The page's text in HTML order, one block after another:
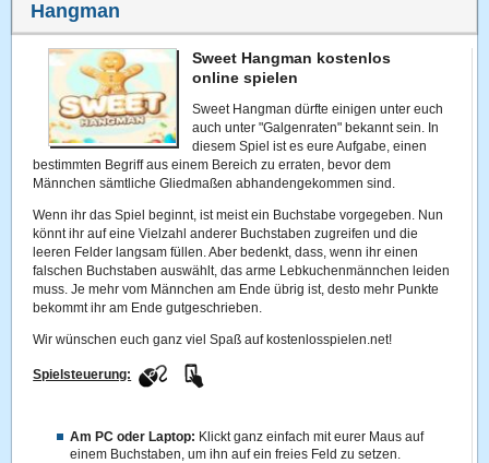
Hangman
Sweet Hangman kostenlos
online spielen
Sweet Hangman dürfte einigen unter euch
auch unter "Galgenraten" bekannt sein. In
diesem Spiel ist es eure Aufgabe, einen
bestimmten Begriff aus einem Bereich zu erraten, bevor dem
Männchen sämtliche Gliedmaßen abhandengekommen sind.
Wenn ihr das Spiel beginnt, ist meist ein Buchstabe vorgegeben. Nun
könnt ihr auf eine Vielzahl anderer Buchstaben zugreifen und die
leeren Felder langsam füllen. Aber bedenkt, dass, wenn ihr einen
falschen Buchstaben auswählt, das arme Lebkuchenmännchen leiden
muss. Je mehr vom Männchen am Ende übrig ist, desto mehr Punkte
bekommt ihr am Ende gutgeschrieben.
Wir wünschen euch ganz viel Spaß auf kostenlosspielen.net!
Spielsteuerung:
Am PC oder Laptop: Klickt ganz einfach mit eurer Maus auf
einem Buchstaben, um ihn auf ein freies Feld zu setzen.